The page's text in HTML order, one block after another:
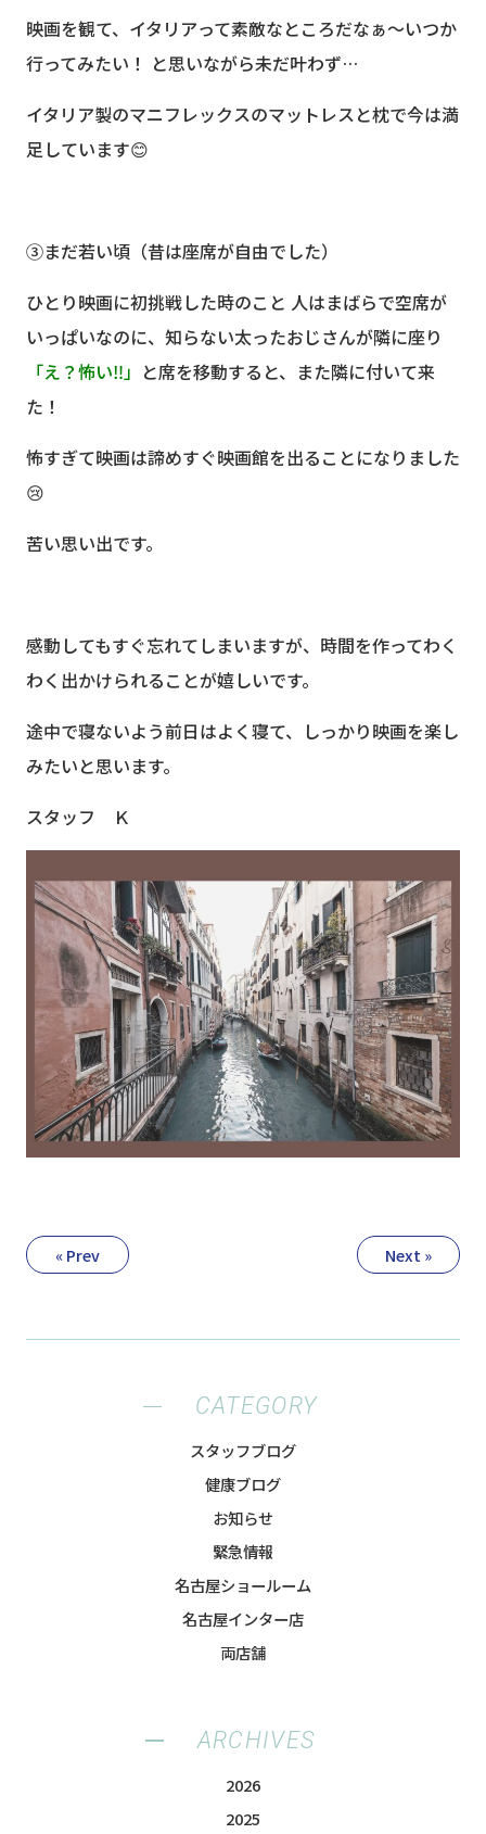
映画を観て、イタリアって素敵なところだなぁ〜いつか
行ってみたい！ と思いながら未だ叶わず…
イタリア製のマニフレックスのマットレスと枕で今は満
足しています😊
③まだ若い頃（昔は座席が自由でした）
ひとり映画に初挑戦した時のこと 人はまばらで空席が
いっぱいなのに、知らない太ったおじさんが隣に座り
「え？怖い‼」 と席を移動すると、また隣に付いて来
た！
怖すぎて映画は諦めすぐ映画館を出ることになりました
😢
苦い思い出です。
感動してもすぐ忘れてしまいますが、時間を作ってわく
わく出かけられることが嬉しいです。
途中で寝ないよう前日はよく寝て、しっかり映画を楽し
みたいと思います。
スタッフ Ｋ
« Prev Next »
CATEGORY
スタッフブログ
健康ブログ
お知らせ
緊急情報
名古屋ショールーム
名古屋インター店
両店舗
ARCHIVES
2026
2025